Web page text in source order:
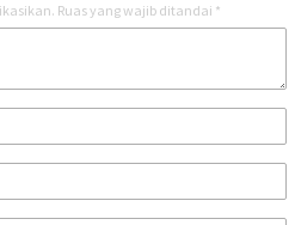
Ruas yang wajib ditandai *